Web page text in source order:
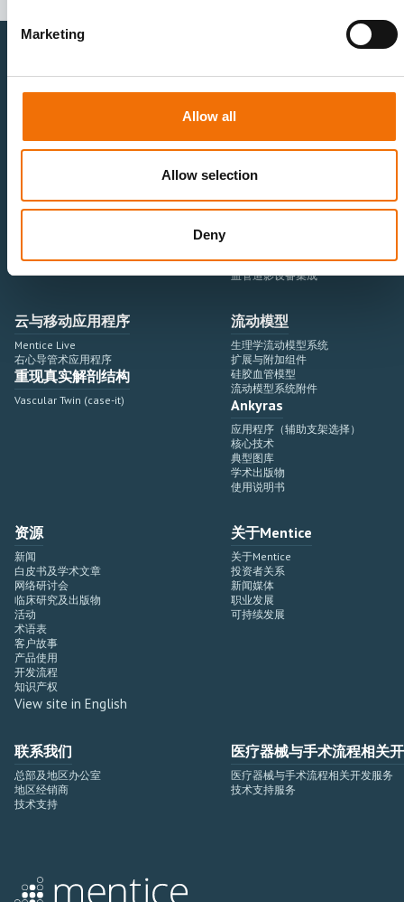
Marketing
Allow all
Allow selection
Deny
医疗卫生专业人员
外周血管领域
医疗科技企业
研究与开发
专业教育
血管造影设备集成
介入手术机器人
虚拟模拟
扩展与附加模块
血管造影设备集成
云与移动应用程序
Mentice Live
右心导管术应用程序
重现真实解剖结构
Vascular Twin (case-it)
流动模型
生理学流动模型系统
扩展与附加组件
硅胶血管模型
流动模型系统附件
Ankyras
应用程序（辅助支架选择）
核心技术
典型图库
学术出版物
使用说明书
资源
新闻
白皮书及学术文章
网络研讨会
临床研究及出版物
活动
术语表
客户故事
产品使用
开发流程
知识产权
View site in English
关于Mentice
关于Mentice
投资者关系
新闻媒体
职业发展
可持续发展
联系我们
总部及地区办公室
地区经销商
技术支持
医疗器械与手术流程相关
医疗器械与手术流程相关开发服务
技术支持服务